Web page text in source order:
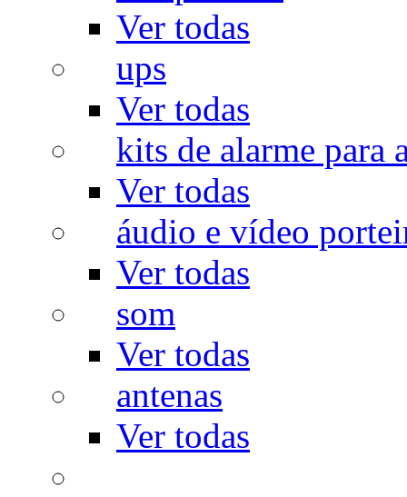
Ver todas
ups
Ver todas
kits de alarme para
Ver todas
áudio e vídeo
Ver todas
som
Ver todas
antenas
Ver todas